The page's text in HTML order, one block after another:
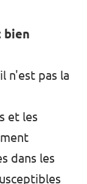
bien
n'est pas la
et les
dans les